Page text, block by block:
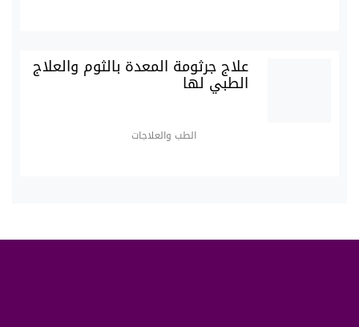
علاج جرثومة المعدة بالثوم والعلاج
الطبي لها
الطب والعلاجات